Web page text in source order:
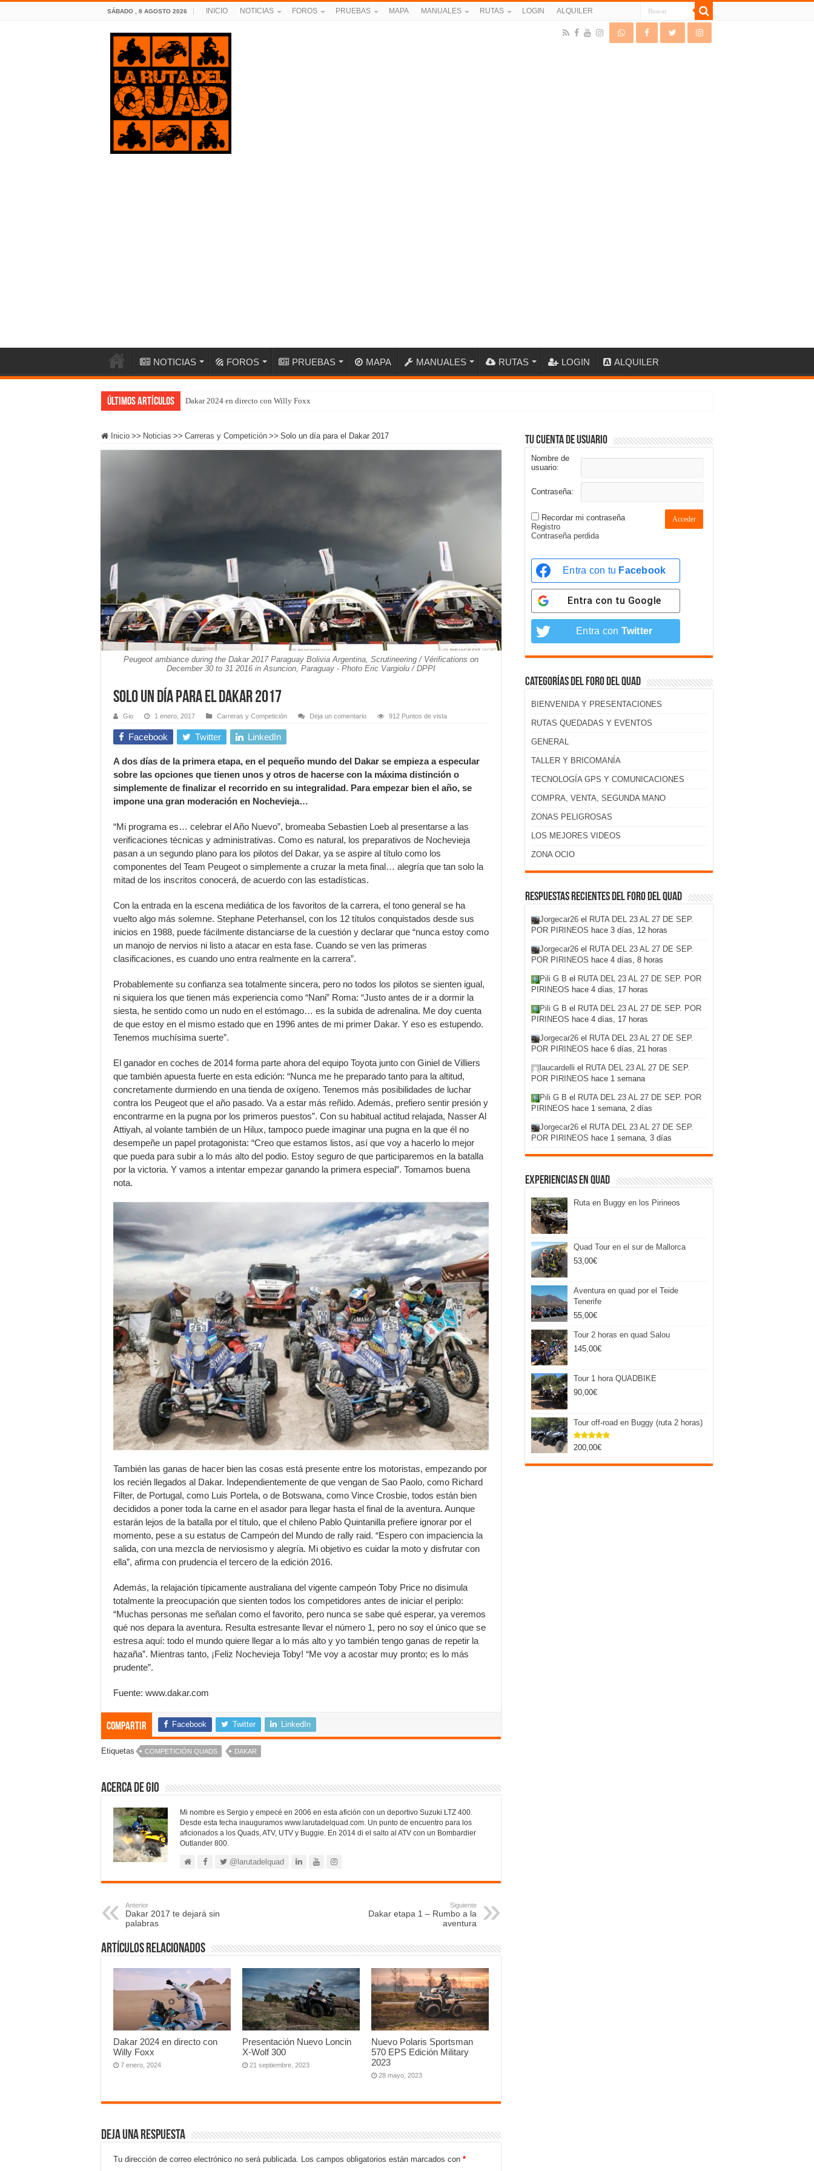
SÁBADO , 8 AGOSTO 2026 INICIO NOTICIAS FOROS PRUEBAS MAPA MANUALES RUTAS LOGIN ALQUILER
NOTICIAS FOROS PRUEBAS MAPA MANUALES RUTAS LOGIN ALQUILER
Últimos artículos Dakar 2024 en directo con Willy Foxx
Inicio >> Noticias >> Carreras y Competición >> Solo un día para el Dakar 2017
Peugeot ambiance during the Dakar 2017 Paraguay Bolivia Argentina, Scrutineering / Vérifications on
December 30 to 31 2016 in Asuncion, Paraguay - Photo Eric Vargiolu / DPPI
Solo un día para el Dakar 2017
Gio 1 enero, 2017 Carreras y Competición Deja un comentario 912 Puntos de vista
Facebook Twitter LinkedIn
A dos días de la primera etapa, en el pequeño mundo del Dakar se empieza a especular
sobre las opciones que tienen unos y otros de hacerse con la máxima distinción o
simplemente de finalizar el recorrido en su integralidad. Para empezar bien el año, se
impone una gran moderación en Nochevieja…
“Mi programa es… celebrar el Año Nuevo”, bromeaba Sebastien Loeb al presentarse a las
verificaciones técnicas y administrativas. Como es natural, los preparativos de Nochevieja
pasan a un segundo plano para los pilotos del Dakar, ya se aspire al título como los
componentes del Team Peugeot o simplemente a cruzar la meta final… alegría que tan solo la
mitad de los inscritos conocerá, de acuerdo con las estadísticas.
Con la entrada en la escena mediática de los favoritos de la carrera, el tono general se ha
vuelto algo más solemne. Stephane Peterhansel, con los 12 títulos conquistados desde sus
inicios en 1988, puede fácilmente distanciarse de la cuestión y declarar que “nunca estoy como
un manojo de nervios ni listo a atacar en esta fase. Cuando se ven las primeras
clasificaciones, es cuando uno entra realmente en la carrera”.
Probablemente su confianza sea totalmente sincera, pero no todos los pilotos se sienten igual,
ni siquiera los que tienen más experiencia como “Nani” Roma: “Justo antes de ir a dormir la
siesta, he sentido como un nudo en el estómago… es la subida de adrenalina. Me doy cuenta
de que estoy en el mismo estado que en 1996 antes de mi primer Dakar. Y eso es estupendo.
Tenemos muchísima suerte”.
El ganador en coches de 2014 forma parte ahora del equipo Toyota junto con Giniel de Villiers
que también apuesta fuerte en esta edición: “Nunca me he preparado tanto para la altitud,
concretamente durmiendo en una tienda de oxígeno. Tenemos más posibilidades de luchar
contra los Peugeot que el año pasado. Va a estar más reñido. Además, prefiero sentir presión y
encontrarme en la pugna por los primeros puestos”. Con su habitual actitud relajada, Nasser Al
Attiyah, al volante también de un Hilux, tampoco puede imaginar una pugna en la que él no
desempeñe un papel protagonista: “Creo que estamos listos, así que voy a hacerlo lo mejor
que pueda para subir a lo más alto del podio. Estoy seguro de que participaremos en la batalla
por la victoria. Y vamos a intentar empezar ganando la primera especial”. Tomamos buena
nota.
También las ganas de hacer bien las cosas está presente entre los motoristas, empezando por
los recién llegados al Dakar. Independientemente de que vengan de Sao Paolo, como Richard
Filter, de Portugal, como Luis Portela, o de Botswana, como Vince Crosbie, todos están bien
decididos a poner toda la carne en el asador para llegar hasta el final de la aventura. Aunque
estarán lejos de la batalla por el título, que el chileno Pablo Quintanilla prefiere ignorar por el
momento, pese a su estatus de Campeón del Mundo de rally raid. “Espero con impaciencia la
salida, con una mezcla de nerviosismo y alegría. Mi objetivo es cuidar la moto y disfrutar con
ella”, afirma con prudencia el tercero de la edición 2016.
Además, la relajación típicamente australiana del vigente campeón Toby Price no disimula
totalmente la preocupación que sienten todos los competidores antes de iniciar el periplo:
“Muchas personas me señalan como el favorito, pero nunca se sabe qué esperar, ya veremos
qué nos depara la aventura. Resulta estresante llevar el número 1, pero no soy el único que se
estresa aquí: todo el mundo quiere llegar a lo más alto y yo también tengo ganas de repetir la
hazaña”. Mientras tanto, ¡Feliz Nochevieja Toby! “Me voy a acostar muy pronto; es lo más
prudente”.
Fuente: www.dakar.com
Compartir Facebook Twitter LinkedIn
Etiquetas COMPETICIÓN QUADS DAKAR
Acerca de Gio
Mi nombre es Sergio y empecé en 2006 en esta afición con un deportivo Suzuki LTZ 400.
Desde esta fecha inauguramos www.larutadelquad.com. Un punto de encuentro para los
aficionados a los Quads, ATV, UTV y Buggie. En 2014 di el salto al ATV con un Bombardier
Outlander 800.
@larutadelquad
Anterior
Dakar 2017 te dejará sin
palabras
Siguiente
Dakar etapa 1 – Rumbo a la
aventura
Artículos relacionados
Dakar 2024 en directo con
Willy Foxx
7 enero, 2024
Presentación Nuevo Loncin
X-Wolf 300
21 septiembre, 2023
Nuevo Polaris Sportsman
570 EPS Edición Military
2023
28 mayo, 2023
Deja una respuesta
Tu dirección de correo electrónico no será publicada. Los campos obligatorios están marcados con *
Tu cuenta de usuario
Nombre de
usuario:
Contraseña:
Recordar mi contraseña Acceder
Registro
Contraseña perdida
Entra con tu Facebook
Entra con tu Google
Entra con Twitter
Categorías del foro del Quad
BIENVENIDA Y PRESENTACIONES
RUTAS QUEDADAS Y EVENTOS
GENERAL
TALLER Y BRICOMANÍA
TECNOLOGÍA GPS Y COMUNICACIONES
COMPRA, VENTA, SEGUNDA MANO
ZONAS PELIGROSAS
LOS MEJORES VIDEOS
ZONA OCIO
Respuestas recientes del foro del Quad
Jorgecar26 el RUTA DEL 23 AL 27 DE SEP.
POR PIRINEOS hace 3 días, 12 horas
Jorgecar26 el RUTA DEL 23 AL 27 DE SEP.
POR PIRINEOS hace 4 días, 8 horas
Pili G B el RUTA DEL 23 AL 27 DE SEP. POR
PIRINEOS hace 4 días, 17 horas
Pili G B el RUTA DEL 23 AL 27 DE SEP. POR
PIRINEOS hace 4 días, 17 horas
Jorgecar26 el RUTA DEL 23 AL 27 DE SEP.
POR PIRINEOS hace 6 días, 21 horas
laucardelli el RUTA DEL 23 AL 27 DE SEP.
POR PIRINEOS hace 1 semana
Pili G B el RUTA DEL 23 AL 27 DE SEP. POR
PIRINEOS hace 1 semana, 2 días
Jorgecar26 el RUTA DEL 23 AL 27 DE SEP.
POR PIRINEOS hace 1 semana, 3 días
Experiencias en Quad
Ruta en Buggy en los Pirineos
Quad Tour en el sur de Mallorca
53,00€
Aventura en quad por el Teide
Tenerife
55,00€
Tour 2 horas en quad Salou
145,00€
Tour 1 hora QUADBIKE
90,00€
Tour off-road en Buggy (ruta 2 horas)
Valorado
de 5
200,00€